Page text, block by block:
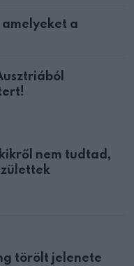
a
nem tudtad,
törölt jelenete